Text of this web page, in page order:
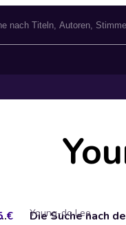
vom Tränenvogel 3€ Young-do Lee